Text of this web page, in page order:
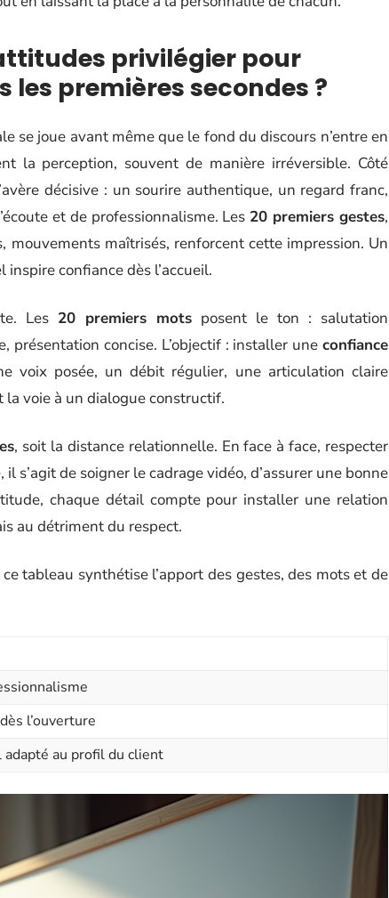
privilégier pour
les premières secondes ?
se joue avant même que le fond du discours n’entre en
la perception, souvent de manière irréversible. Côté
décisive : un sourire authentique, un regard franc,
et de professionnalisme. Les 20 premiers gestes,
mouvements maîtrisés, renforcent cette impression. Un
confiance dès l’accueil.
Les 20 premiers mots posent le ton : salutation
présentation concise. L’objectif : installer une confiance
voix posée, un débit régulier, une articulation claire
voie à un dialogue constructif.
, soit la distance relationnelle. En face à face, respecter
s’agit de soigner le cadrage vidéo, d’assurer une bonne
chaque détail compte pour installer une relation
au détriment du respect.
tableau synthétise l’apport des gestes, des mots et de
l’ouverture
au profil du client